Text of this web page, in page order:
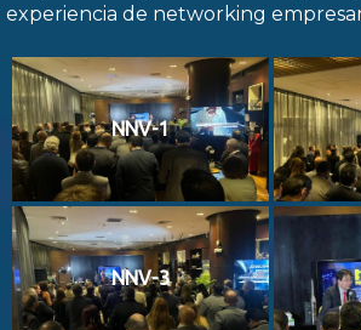
experiencia de networking
NNV-1
NNV-3